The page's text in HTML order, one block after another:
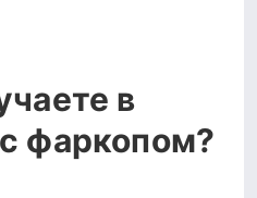
в
фаркопом?